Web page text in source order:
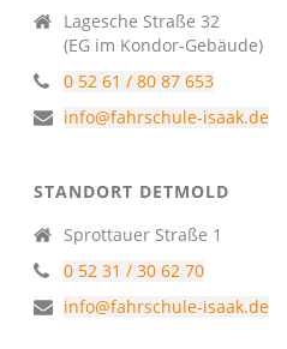
Lagesche Straße 32
(EG im Kondor-Gebäude)
0 52 61 / 80 87 653
info@fahrschule-isaak.de
STANDORT DETMOLD
Sprottauer Straße 1
0 52 31 / 30 62 70
info@fahrschule-isaak.de